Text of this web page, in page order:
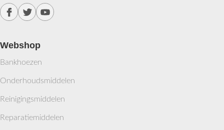
Webshop
Bankhoezen
Onderhoudsmiddelen
Reinigingsmiddelen
Reparatiemiddelen